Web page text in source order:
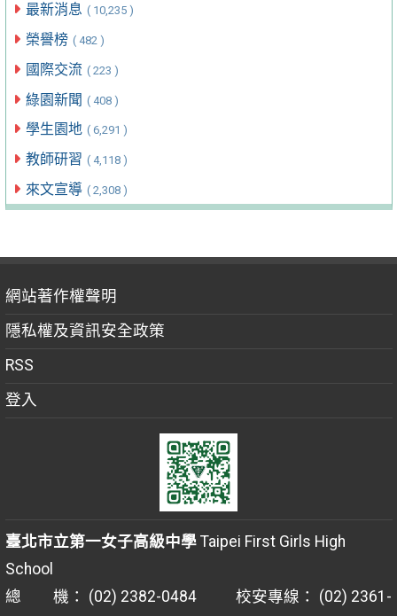
最新消息 ( 10,235 )
榮譽榜 ( 482 )
國際交流 ( 223 )
綠園新聞 ( 408 )
學生園地 ( 6,291 )
教師研習 ( 4,118 )
來文宣導 ( 2,308 )
網站著作權聲明
隱私權及資訊安全政策
RSS
登入
臺北市立第一女子高級中學Taipei First Girls High
School
總 機： (02) 2382-0484 校安專線： (02) 2361-